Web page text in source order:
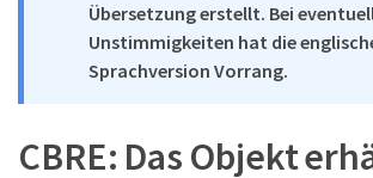
Übersetzung erstellt. Bei
Unstimmigkeiten hat die
Sprachversion Vorrang.
CBRE: Das Objekt